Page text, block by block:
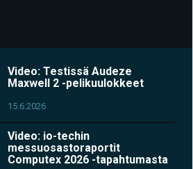
Video: Testissä Audeze
Maxwell 2 -pelikuulokkeet
15.6.2026
Video: io-techin
messuosastoraportit
Computex 2026 -tapahtumasta